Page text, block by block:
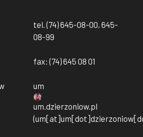
tel. (74) 645-08-00, 645-
08-99
fax: (74) 645 08 01
um
um dzierzoniow. pl